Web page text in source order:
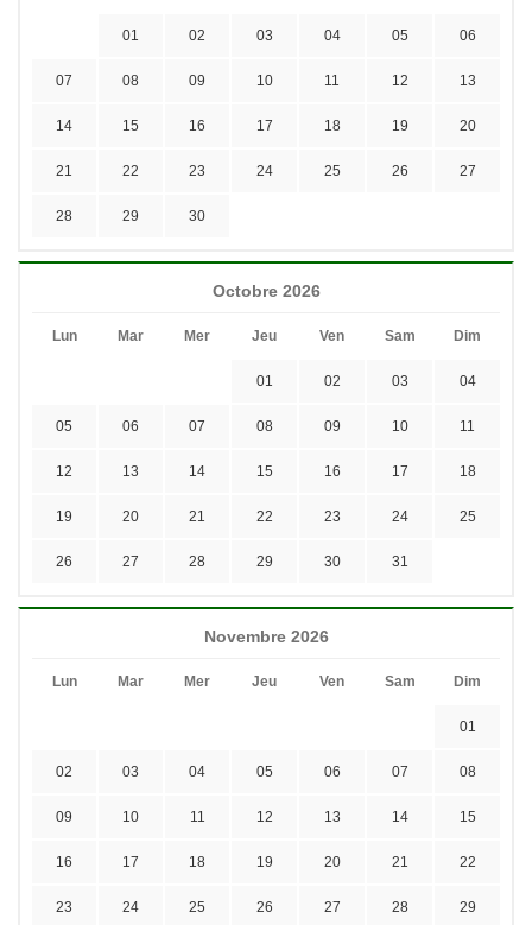
01 02 03 04 05 06
07 08 09 10 11 12 13
14 15 16 17 18 19 20
21 22 23 24 25 26 27
28 29 30
Octobre 2026
Lun Mar Mer Jeu Ven Sam Dim
01 02 03 04
05 06 07 08 09 10 11
12 13 14 15 16 17 18
19 20 21 22 23 24 25
26 27 28 29 30 31
Novembre 2026
Lun Mar Mer Jeu Ven Sam Dim
01
02 03 04 05 06 07 08
09 10 11 12 13 14 15
16 17 18 19 20 21 22
23 24 25 26 27 28 29